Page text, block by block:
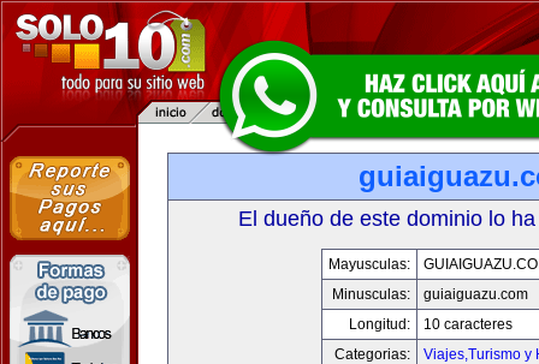
El dueño de este dominio lo
Mayusculas:
Minusculas:
guiaiguazu.com
Longitud:
10 caracteres
Categorias:
Viajes,Turismo y